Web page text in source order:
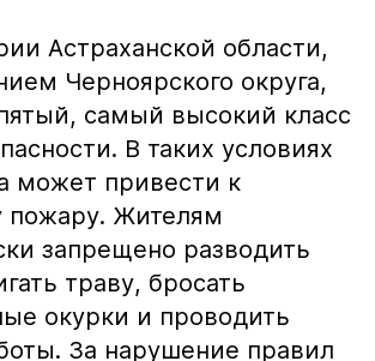
Астраханской области,
Черноярского округа,
самый высокий класс
В таких условиях
может привести к
пожару. Жителям
запрещено разводить
траву, бросать
окурки и проводить
За нарушение правил